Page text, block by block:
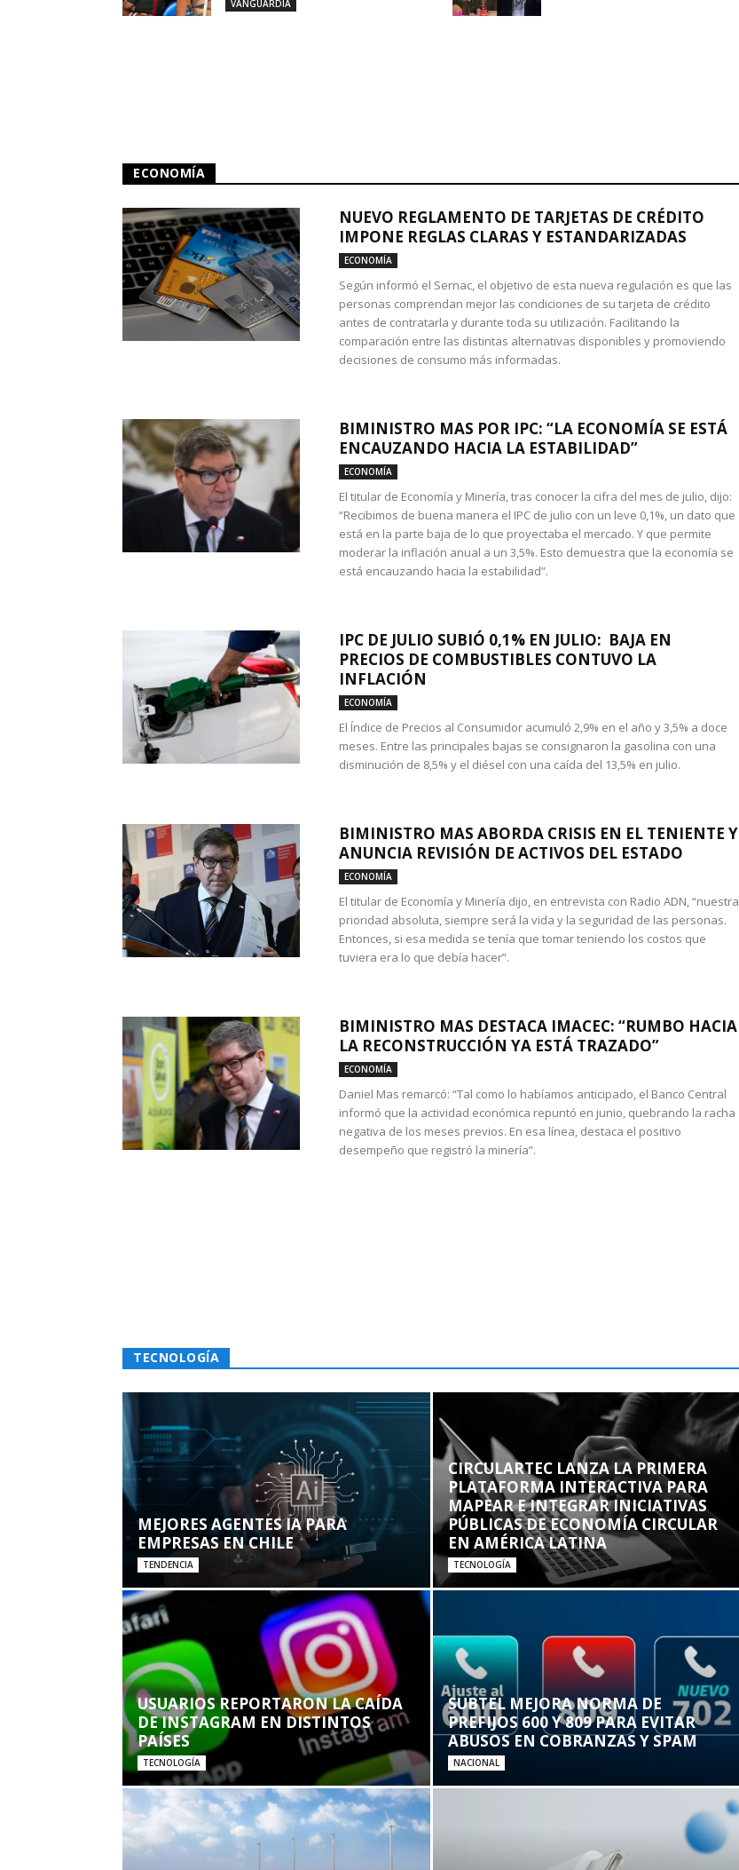
VANGUARDIA
ECONOMÍA
NUEVO REGLAMENTO DE TARJETAS DE CRÉDITO
IMPONE REGLAS CLARAS Y ESTANDARIZADAS
ECONOMÍA
Según informó el Sernac, el objetivo de esta nueva regulación es que las
personas comprendan mejor las condiciones de su tarjeta de crédito
antes de contratarla y durante toda su utilización. Facilitando la
comparación entre las distintas alternativas disponibles y promoviendo
decisiones de consumo más informadas.
BIMINISTRO MAS POR IPC: “LA ECONOMÍA SE ESTÁ
ENCAUZANDO HACIA LA ESTABILIDAD”
ECONOMÍA
El titular de Economía y Minería, tras conocer la cifra del mes de julio, dijo:
“Recibimos de buena manera el IPC de julio con un leve 0,1%, un dato que
está en la parte baja de lo que proyectaba el mercado. Y que permite
moderar la inflación anual a un 3,5%. Esto demuestra que la economía se
está encauzando hacia la estabilidad”.
IPC DE JULIO SUBIÓ 0,1% EN JULIO: BAJA EN
PRECIOS DE COMBUSTIBLES CONTUVO LA
INFLACIÓN
ECONOMÍA
El Índice de Precios al Consumidor acumuló 2,9% en el año y 3,5% a doce
meses. Entre las principales bajas se consignaron la gasolina con una
disminución de 8,5% y el diésel con una caída del 13,5% en julio.
BIMINISTRO MAS ABORDA CRISIS EN EL TENIENTE Y
ANUNCIA REVISIÓN DE ACTIVOS DEL ESTADO
ECONOMÍA
El titular de Economía y Minería dijo, en entrevista con Radio ADN, “nuestra
prioridad absoluta, siempre será la vida y la seguridad de las personas.
Entonces, si esa medida se tenía que tomar teniendo los costos que
tuviera era lo que debía hacer”.
BIMINISTRO MAS DESTACA IMACEC: “RUMBO HACIA
LA RECONSTRUCCIÓN YA ESTÁ TRAZADO”
ECONOMÍA
Daniel Mas remarcó: “Tal como lo habíamos anticipado, el Banco Central
informó que la actividad económica repuntó en junio, quebrando la racha
negativa de los meses previos. En esa línea, destaca el positivo
desempeño que registró la minería”.
TECNOLOGÍA
MEJORES AGENTES IA PARA
EMPRESAS EN CHILE
TENDENCIA
CIRCULARTEC LANZA LA PRIMERA
PLATAFORMA INTERACTIVA PARA
MAPEAR E INTEGRAR INICIATIVAS
PÚBLICAS DE ECONOMÍA CIRCULAR
EN AMÉRICA LATINA
TECNOLOGÍA
USUARIOS REPORTARON LA CAÍDA
DE INSTAGRAM EN DISTINTOS
PAÍSES
TECNOLOGÍA
SUBTEL MEJORA NORMA DE
PREFIJOS 600 Y 809 PARA EVITAR
ABUSOS EN COBRANZAS Y SPAM
NACIONAL